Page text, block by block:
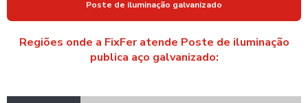
POSTE TUBULAR GALVANIZADO PREÇO
POSTES PARA CAMERAS DE VIGILANCIA
Poste de iluminação galvanizado
Regiões onde a FixFer atende Poste de iluminação
publica aço galvanizado: